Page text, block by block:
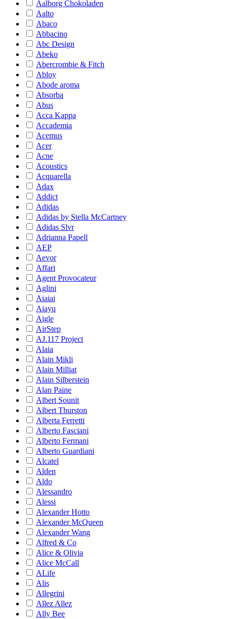
Aalborg Chokoladen
Aalto
Abaco
Abbacino
Abc Design
Abeko
Abercrombie & Fitch
Abloy
Abode aroma
Absorba
Abus
Acca Kappa
Accademia
Acemus
Acer
Acne
Acoustics
Acquarella
Adax
Addict
Adidas
Adidas by Stella McCartney
Adidas Slvr
Adrianna Papell
AEP
Aevor
Affari
Agent Provocateur
Aglini
Aiaiai
Aiayu
Aigle
AirStep
AJ.117 Project
Alaia
Alain Mikli
Alain Milliat
Alain Silberstein
Alan Paine
Albert Sounit
Albert Thurston
Alberta Ferretti
Alberto Fasciani
Alberto Fermani
Alberto Guardiani
Alcatel
Alden
Aldo
Alessandro
Alessi
Alexander Hotto
Alexander McQueen
Alexander Wang
Alfred & Co
Alice & Olivia
Alice McCall
ALife
Alis
Allegrini
Allez Allez
Ally Bee